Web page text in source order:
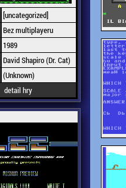
[uncategorized]
Bez multiplayeru
1989
David Shapiro (Dr. Cat)
(Unknown)
detail hry